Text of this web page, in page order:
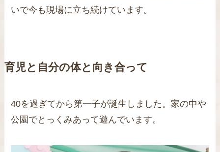
いで今も現場に立ち続けています。
育児と自分の体と向き合って
40を過ぎてから第一子が誕生しました。家の中や
公園でとっくみあって遊んでいます。